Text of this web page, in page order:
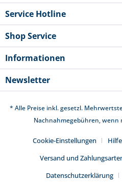
Service Hotline
Shop Service
Informationen
Newsletter
* Alle Preise inkl. gesetzl.
Nachnahmegebühren, wenn
Cookie-Einstellungen
Versand und
Datenschutzerklärung